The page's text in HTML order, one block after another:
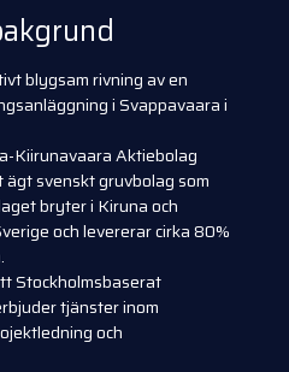
blygsam rivning av en
i Svappavaara i
Kiirunavaara Aktiebolag
svenskt gruvbolag som
bryter i Kiruna och
och levererar cirka 80%
Stockholmsbaserat
tjänster inom
och